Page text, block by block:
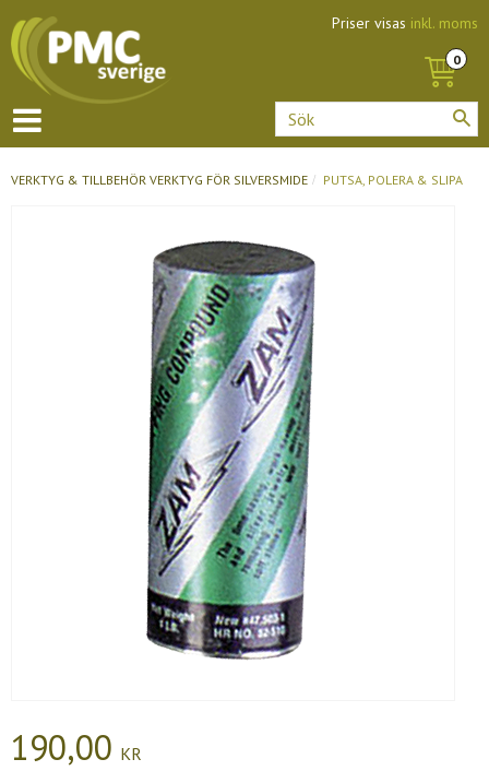
Priser visas inkl. moms
VERKTYG & TILLBEHÖR VERKTYG FÖR SILVERSMIDE PUTSA, POLERA & SLIPA
190,00 KR